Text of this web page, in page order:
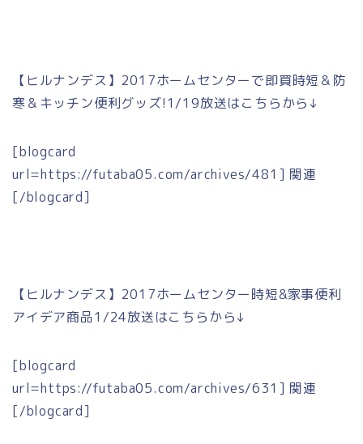
【ヒルナンデス】2017ホームセンターで即買時短＆防
寒＆キッチン便利グッズ!1/19放送はこちらから↓
[blogcard
url=https://futaba05.com/archives/481] 関連
[/blogcard]
【ヒルナンデス】2017ホームセンター時短&家事便利
アイデア商品1/24放送はこちらから↓
[blogcard
url=https://futaba05.com/archives/631] 関連
[/blogcard]